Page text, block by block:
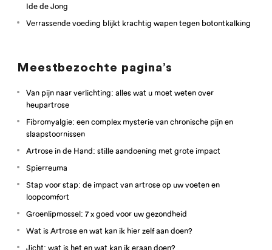
Ide de Jong
Verrassende voeding blijkt krachtig wapen tegen botontkalking
Meestbezochte pagina’s
Van pijn naar verlichting: alles wat u moet weten over
heupartrose
Fibromyalgie: een complex mysterie van chronische pijn en
slaapstoornissen
Artrose in de Hand: stille aandoening met grote impact
Spierreuma
Stap voor stap: de impact van artrose op uw voeten en
loopcomfort
Groenlipmossel: 7 x goed voor uw gezondheid
Wat is Artrose en wat kan ik hier zelf aan doen?
Jicht: wat is het en wat kan ik eraan doen?